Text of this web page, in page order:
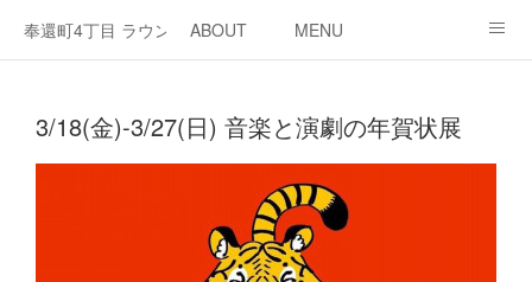
奉還町4丁目 ラウンジ・カド
ABOUT MENU
3/18(金)-3/27(日) 音楽と演劇の年賀状展